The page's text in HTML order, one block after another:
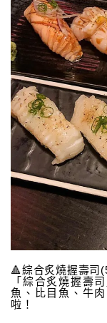
🔺綜合炙燒握壽司
「綜合炙燒握壽
魚、比目魚、牛
啦！